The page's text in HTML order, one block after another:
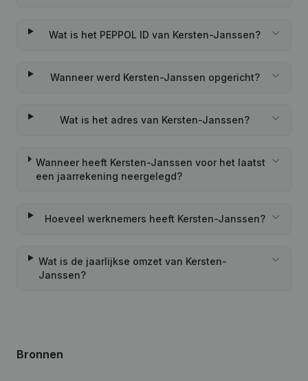
Wat is het PEPPOL ID van Kersten-Janssen?
Wanneer werd Kersten-Janssen opgericht?
Wat is het adres van Kersten-Janssen?
Wanneer heeft Kersten-Janssen voor het laatst
een jaarrekening neergelegd?
Hoeveel werknemers heeft Kersten-Janssen?
Wat is de jaarlijkse omzet van Kersten-
Janssen?
Bronnen